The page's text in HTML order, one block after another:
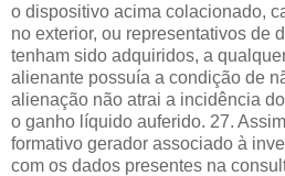
o dispositivo acima colacionado,
no exterior, ou representativos de
tenham sido adquiridos, a
alienante possuía a condição de
alienação não atrai a incidência
o ganho líquido auferido. 27.
formativo gerador associado à
com os dados presentes na